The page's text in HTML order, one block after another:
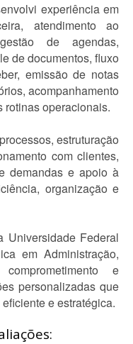
experiência em
atendimento ao
de agendas,
de documentos, fluxo
emissão de notas
acompanhamento
rotinas operacionais.
estruturação
com clientes,
demandas e apoio à
organização e
Universidade Federal
em Administração,
e
personalizadas que
e estratégica.